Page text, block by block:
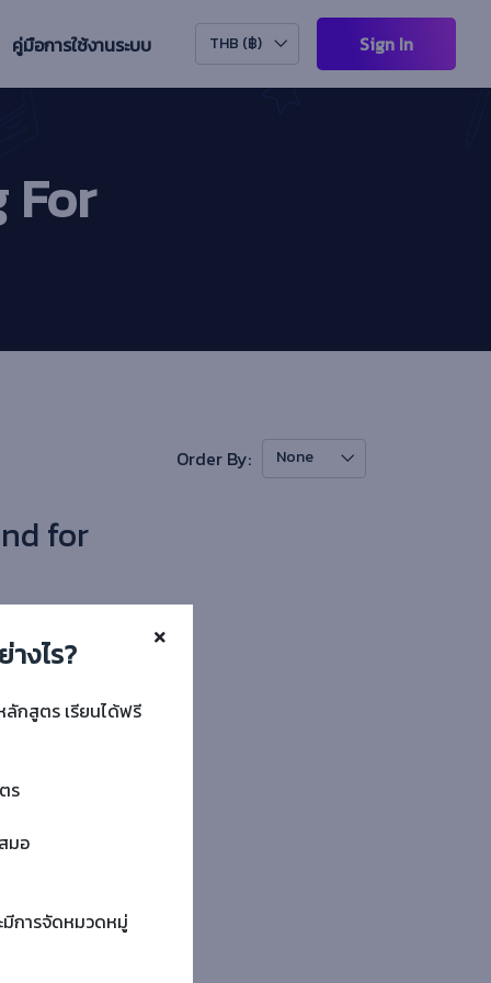
คู่มือการใช้งานระบบ THB (฿) Sign In
For
Order By: None
for
งไร?
ลักสูตร เรียนได้ฟรี
ร
มอ
มีการจัดหมวดหมู่